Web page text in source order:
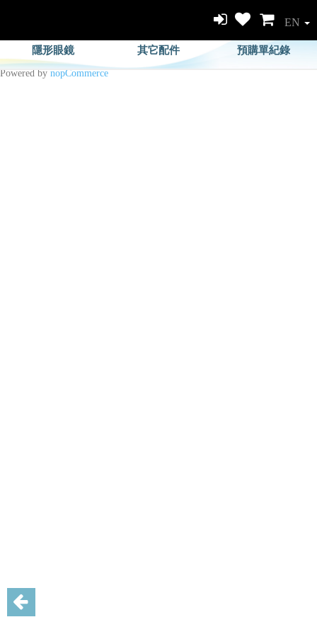
EN
隱形眼鏡 其它配件 預購單紀錄
Powered by nopCommerce